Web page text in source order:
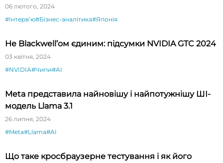
будете вражені»
06 лютого, 2024
#Інтервʼю#Бізнес-аналітика#Японія
Не Blackwell’ом єдиним: підсумки NVIDIA GTC 2024
03 квітня, 2024
#NVIDIA#Чипи#AI
Meta представила найновішу і найпотужнішу ШІ-
модель Llama 3.1
26 липня, 2024
#Meta#Llama#AI
Що таке кросбраузерне тестування і як його